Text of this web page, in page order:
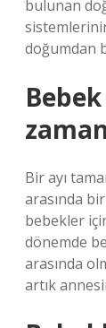
bulunan
doğumdan
Bir ayı
arasında
bebekler
dönemde
arasında
artık